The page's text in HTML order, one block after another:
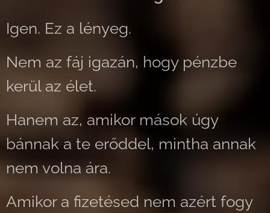
Igen. Ez a lényeg.
Nem az fáj igazán, hogy pénzbe
kerül az élet.
Hanem az, amikor mások úgy
bánnak a te erőddel, mintha annak
nem volna ára.
Amikor a fizetésed nem azért fogy